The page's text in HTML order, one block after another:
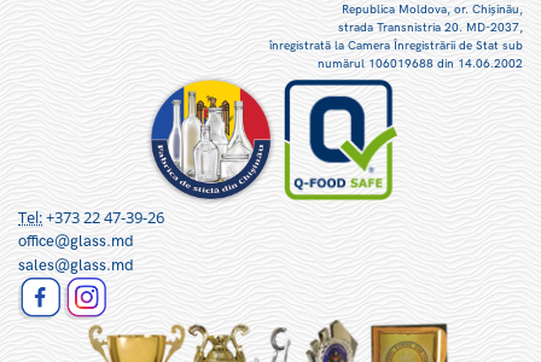
Republica Moldova, or. Chişinău,
strada Transnistria 20. MD-2037,
înregistrată la Camera Înregistrării de Stat sub
numărul 106019688 din 14.06.2002
Tel:+373 22 47-39-26
office@glass.md
sales@glass.md